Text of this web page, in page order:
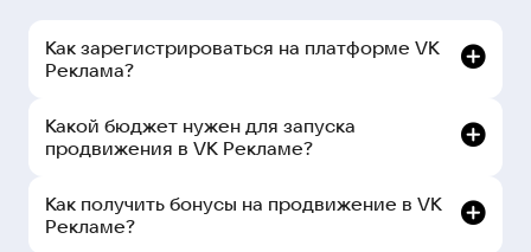
Как зарегистрироваться на платформе VK
Реклама?
Какой бюджет нужен для запуска
продвижения в VK Рекламе?
Как получить бонусы на продвижение в VK
Рекламе?